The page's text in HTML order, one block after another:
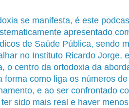
se manifesta, é este
apresentado
de Saúde Pública, sendo
no Instituto Ricardo Jorge,
o centro da ortodoxia da
como liga os números
e ao ser confrontado
sido mais real e haver